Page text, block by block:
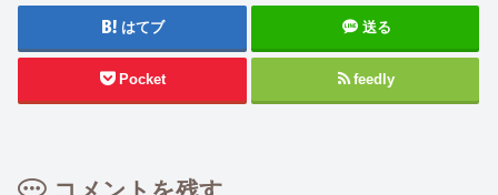
はてブ 送る
Pocket feedly